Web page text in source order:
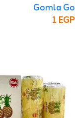
Gomla Go
1 EGP